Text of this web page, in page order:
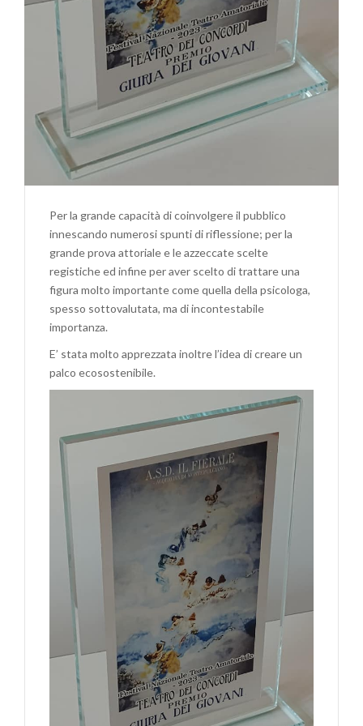
Per la grande capacità di coinvolgere il pubblico
innescando numerosi spunti di riflessione; per la
grande prova attoriale e le azzeccate scelte
registiche ed infine per aver scelto di trattare una
figura molto importante come quella della psicologa,
spesso sottovalutata, ma di incontestabile
importanza.
E’ stata molto apprezzata inoltre l’idea di creare un
palco ecosostenibile.